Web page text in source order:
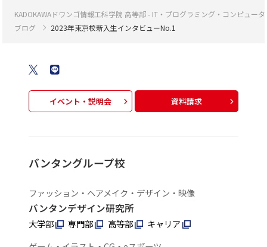
KADOKAWAドワンゴ情報工科学院 高等部 - IT・プログラミング・コンピュー
ブログ
2023年東京校新入生インタビューNo.1
イベント・説明会 資料請求
バンタングループ校
ファッション・ヘアメイク・デザイン・映像
バンタンデザイン研究所
大学部 専門部 高等部
キャリア